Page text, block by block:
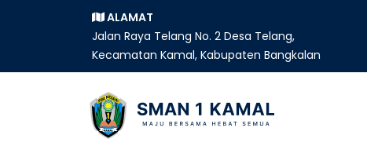
ALAMAT
Jalan Raya Telang No. 2 Desa Telang,
Kecamatan Kamal, Kabupaten Bangkalan